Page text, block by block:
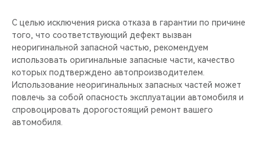
С целью исключения риска отказа в гарантии по причине
того, что соответствующий дефект вызван
неоригинальной запасной частью, рекомендуем
использовать оригинальные запасные части, качество
которых подтверждено автопроизводителем.
Использование неоригинальных запасных частей может
повлечь за собой опасность эксплуатации автомобиля и
спровоцировать дорогостоящий ремонт вашего
автомобиля.